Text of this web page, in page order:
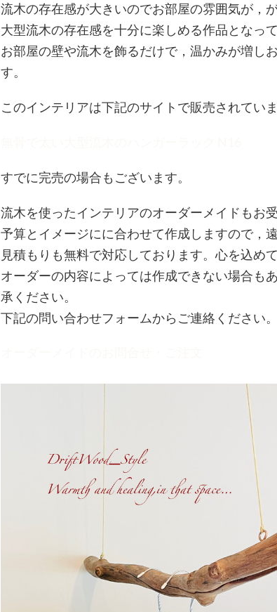
流木の存在感が大きいのでお部屋の雰囲気が，
大型流木の存在感を十分に楽しめる作品となっ
お部屋の壁や流木を飾るだけで，温かみが増し
す。
このインテリアは下記のサイトで販売されてい
すでに完売の場合もございます。
流木を使ったインテリアのオーダーメイドもお
予算とイメージにに合わせて作成しますので，
見積もりも無料で対応しております。心を込め
オーダーの内容によっては作成できない場合も
承ください。
下記の問い合わせフォームからご連絡ください